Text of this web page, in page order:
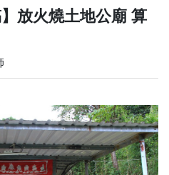
放火燒土地公廟 算